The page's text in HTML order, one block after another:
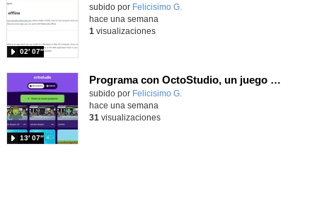
Contenido educativo.
subido por Felicisimo G.
02′ 07″
hace una semana
1 visualizaciones
Programa con OctoStudio, un juego de disparos contra Zombies con un cargador basado en el House of the dead
Contenido educativo.
subido por Felicisimo G.
13′ 07″
hace una semana
31 visualizaciones